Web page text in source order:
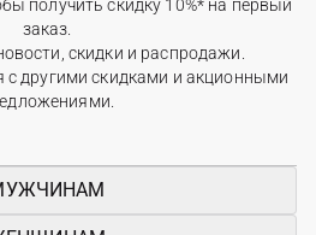
получить скидку 10%* на первый
заказ.
скидки и распродажи.
с другими скидками и акционными